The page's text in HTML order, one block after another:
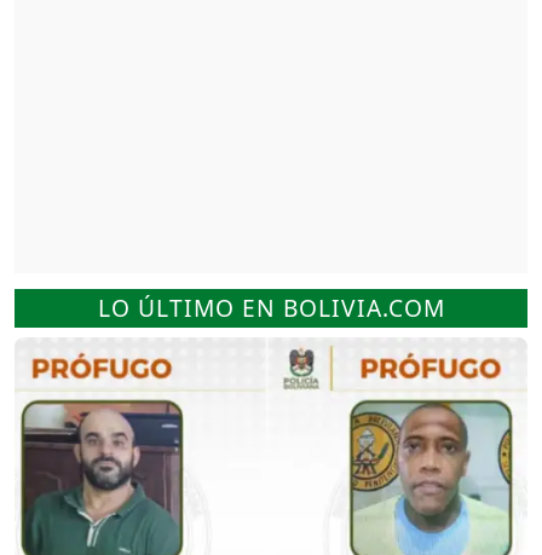
LO ÚLTIMO EN BOLIVIA.COM